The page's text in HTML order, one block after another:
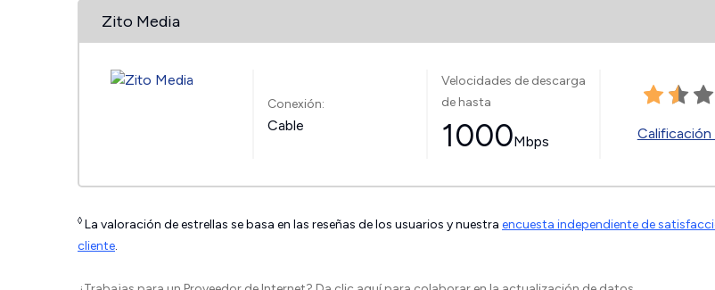
Zito Media
Conexión:
Cable
Velocidades de descarga
de hasta
1000Mbps Calificación
◊ La valoración de estrellas se basa en las reseñas de los usuarios y nuestra encuesta independiente de
cliente.